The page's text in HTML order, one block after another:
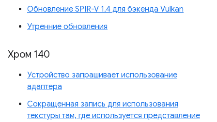
Обновление SPIR-V 1.4 для бэкенда Vulkan
Утренние обновления
Хром 140
Устройство запрашивает использование
адаптера
Сокращенная запись для использования
текстуры там, где используется представление